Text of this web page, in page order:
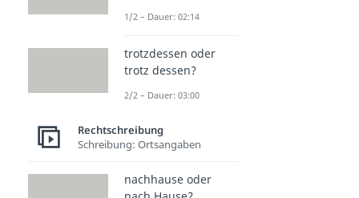
1/2 – Dauer: 02:14
trotzdessen oder
trotz dessen?
2/2 – Dauer: 03:00
Rechtschreibung
Schreibung: Ortsangaben
nachhause oder